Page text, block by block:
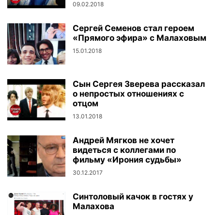
09.02.2018
Сергей Семенов стал героем
«Прямого эфира» с Малаховым
15.01.2018
Сын Сергея Зверева рассказал
о непростых отношениях с
отцом
13.01.2018
Андрей Мягков не хочет
видеться с коллегами по
фильму «Ирония судьбы»
30.12.2017
Синтоловый качок в гостях у
Малахова